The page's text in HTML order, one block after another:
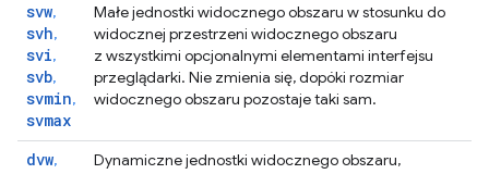
svw,
svh,
svi,
svb,
svmin,
svmax
Małe jednostki widocznego obszaru w stosunku do
widocznej przestrzeni widocznego obszaru
z wszystkimi opcjonalnymi elementami interfejsu
przeglądarki. Nie zmienia się, dopóki rozmiar
widocznego obszaru pozostaje taki sam.
dvw,
Dynamiczne jednostki widocznego obszaru,